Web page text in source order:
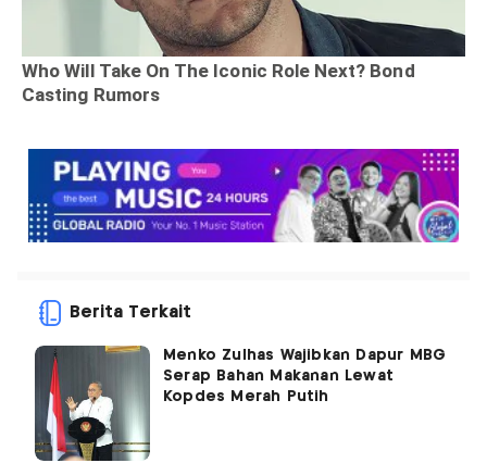
Berita Terkait
Menko Zulhas Wajibkan Dapur MBG
Serap Bahan Makanan Lewat
Kopdes Merah Putih